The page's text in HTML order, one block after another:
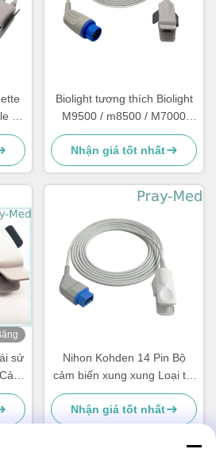
11
Biolight tương thích Biolight
M9500 / m8500 / M7000
Cảm biến dùng cho người
lớn có thể sử dụng lại được
12pin với 3m
Nhận giá tốt nhất
sử
pin
Nihon Kohden 14 Pin Bộ
cảm biến xung xung Loại tái
sử dụng Hàn Quốc Chips
Đường kính 4,0mm
Nhận giá tốt nhất